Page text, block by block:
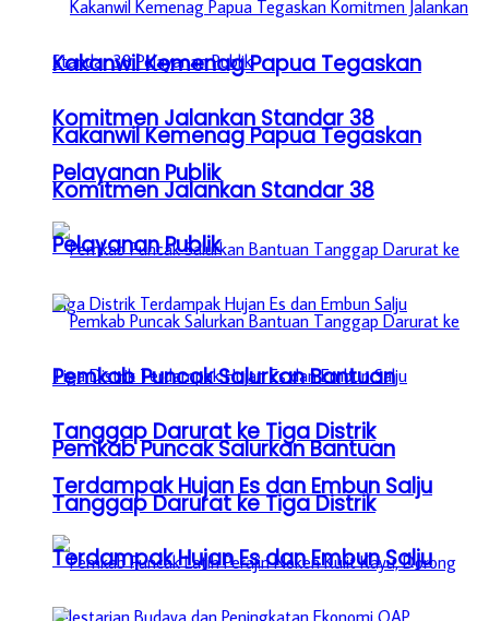
Kakanwil Kemenag Papua Tegaskan
Komitmen Jalankan Standar 38
Pelayanan Publik
Pemkab Puncak Salurkan Bantuan
Tanggap Darurat ke Tiga Distrik
Terdampak Hujan Es dan Embun Salju
Kakanwil Kemenag Papua Tegaskan
Komitmen Jalankan Standar 38
Pelayanan Publik
Pemkab Puncak Salurkan Bantuan
Tanggap Darurat ke Tiga Distrik
Terdampak Hujan Es dan Embun Salju